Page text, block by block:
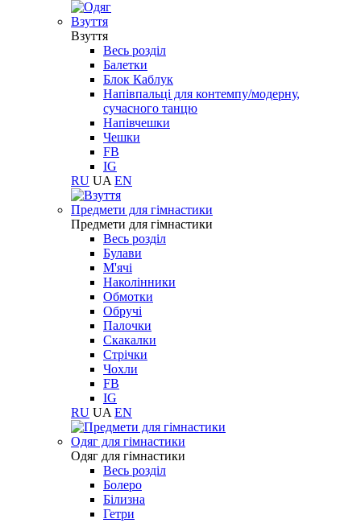
Взуття
Взуття
Весь розділ
Балетки
Блок Каблук
Напівпальці для контемпу/модерну,
сучасного танцю
Напівчешки
Чешки
FB
IG
RU UA EN
Предмети для гімнастики
Предмети для гімнастики
Весь розділ
Булави
М'ячі
Наколінники
Обмотки
Обручі
Палочки
Скакалки
Стрічки
Чохли
FB
IG
RU UA EN
Одяг для гімнастики
Одяг для гімнастики
Весь розділ
Болеро
Білизна
Гетри